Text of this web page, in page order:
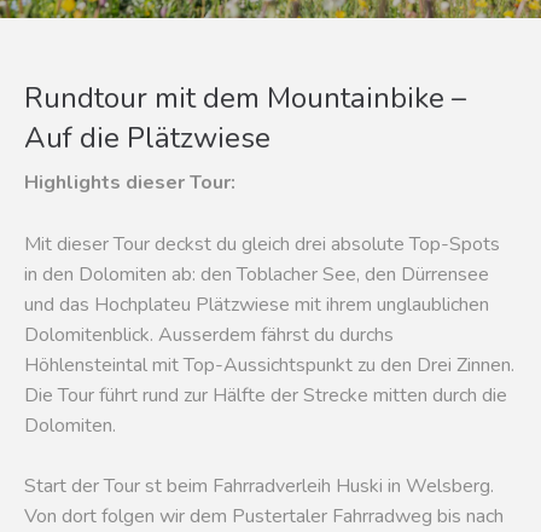
Rundtour mit dem Mountainbike –
Auf die Plätzwiese
Highlights dieser Tour:
Mit dieser Tour deckst du gleich drei absolute Top-Spots
in den Dolomiten ab: den Toblacher See, den Dürrensee
und das Hochplateu Plätzwiese mit ihrem unglaublichen
Dolomitenblick. Ausserdem fährst du durchs
Höhlensteintal mit Top-Aussichtspunkt zu den Drei Zinnen.
Die Tour führt rund zur Hälfte der Strecke mitten durch die
Dolomiten.
Start der Tour st beim Fahrradverleih Huski in Welsberg.
Von dort folgen wir dem Pustertaler Fahrradweg bis nach